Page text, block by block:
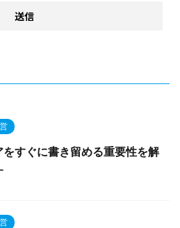
をすぐに書き留める重要性を解